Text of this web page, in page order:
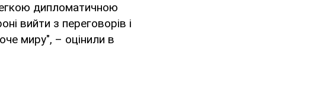
дипломатичною
вийти з переговорів і
миру", – оцінили в